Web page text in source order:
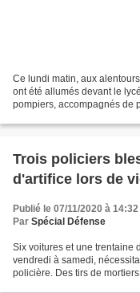
Ce lundi matin, aux
ont été allumés devant le
pompiers, accompagnés de
Trois policiers
d'artifice lors de
Publié le 07/11/2020 à 14:32
Par Spécial Défense
Six voitures et une trentaine
vendredi à samedi,
policière. Des tirs de mortiers